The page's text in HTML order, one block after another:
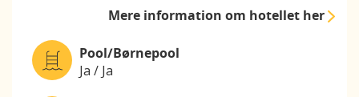
Mere informationom hotellet her
Pool/Børnepool
Ja / Ja